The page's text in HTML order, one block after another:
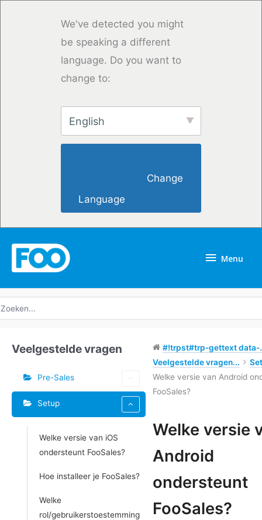
We've detected you might
be speaking a different
language. Do you want to
change to:
English
Language
Menu
Veelgestelde vragen
Pre-Sales
Setup
Welke versie van iOS
ondersteunt FooSales?
Hoe installeer je FooSales?
Welke
rol/gebruikerstoestemming
#!trpst#trp-gettext data-
Veelgestelde vragen...
Welke versie van Android
FooSales?
Welke versie
Android
ondersteunt
FooSales?
navigatie